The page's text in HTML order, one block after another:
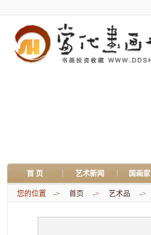
首 页 艺术新闻 国画家
您的位置 -> 首页 -> 艺术品 ->